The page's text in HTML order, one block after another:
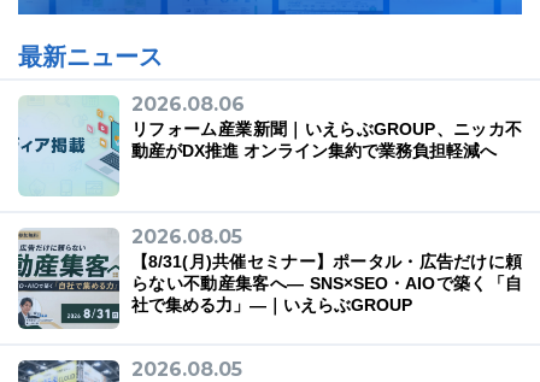
最新ニュース
2026.08.06
リフォーム産業新聞｜いえらぶGROUP、ニッカ不
動産がDX推進 オンライン集約で業務負担軽減へ
2026.08.05
【8/31(月)共催セミナー】ポータル・広告だけに頼
らない不動産集客へ― SNS×SEO・AIOで築く「自
社で集める力」―｜いえらぶGROUP
2026.08.05